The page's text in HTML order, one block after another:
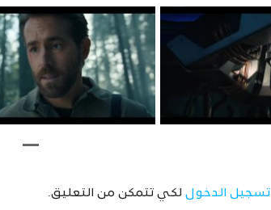
تسجيل الدخول لكي تتمكن من التعليق.